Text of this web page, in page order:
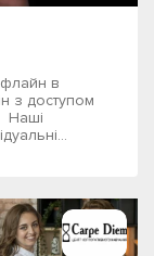
в
з доступом
Наші